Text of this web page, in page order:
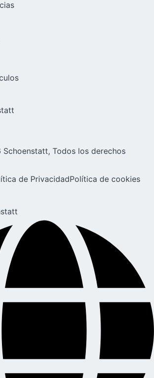
Todos los derechos
de PrivacidadPolítica de cookies